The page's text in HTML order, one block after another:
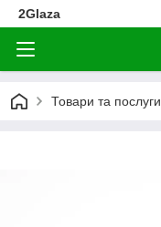
2Glaza
Товари та послуги